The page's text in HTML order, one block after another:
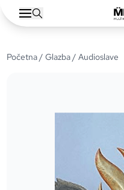
Početna/Glazba/ Audioslave